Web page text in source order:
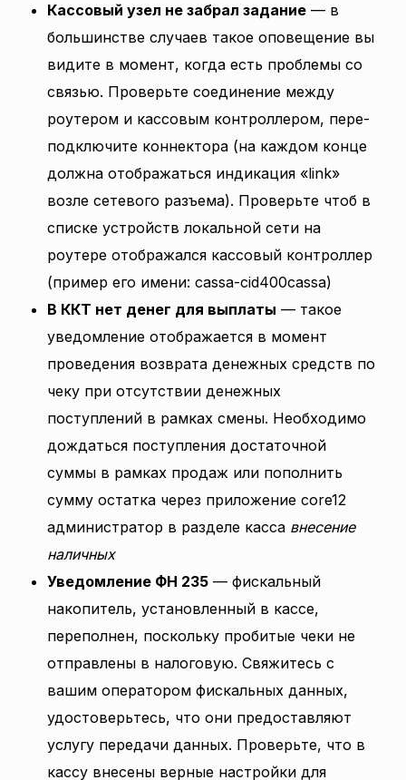
Кассовый узел не забрал задание — в
большинстве случаев такое оповещение вы
видите в момент, когда есть проблемы со
связью. Проверьте соединение между
роутером и кассовым контроллером, пере-
подключите коннектора (на каждом конце
должна отображаться индикация «link»
возле сетевого разъема). Проверьте чтоб в
списке устройств локальной сети на
роутере отображался кассовый контроллер
(пример его имени: cassa-cid400cassa)
В ККТ нет денег для выплаты — такое
уведомление отображается в момент
проведения возврата денежных средств по
чеку при отсутствии денежных
поступлений в рамках смены. Необходимо
дождаться поступления достаточной
суммы в рамках продаж или пополнить
сумму остатка через приложение core12
администратор в разделе касса внесение
наличных
Уведомление ФН 235 — фискальный
накопитель, установленный в кассе,
переполнен, поскольку пробитые чеки не
отправлены в налоговую. Свяжитесь с
вашим оператором фискальных данных,
удостоверьтесь, что они предоставляют
услугу передачи данных. Проверьте, что в
кассу внесены верные настройки для